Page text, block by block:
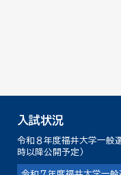
入試状況
令和８年度福井大学一般
時以降公開予定）